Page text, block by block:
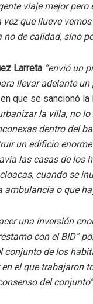
viaje mejor
que llueve
de calidad, sino
Larreta “envió un
llevar adelante
que se sancionó la
la villa, no lo
dentro del
un edificio
las casas de los
cuando se
o que
una inversión
con el BID”
conjunto de los
el que trabajaron
del